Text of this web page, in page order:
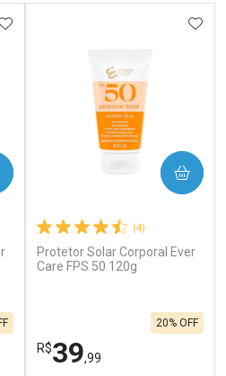
AOS FAVORITOS
(4)
Protetor Solar Corporal Ever
Care FPS 50 120g
R$39,99
20% OFF
COMPRAR